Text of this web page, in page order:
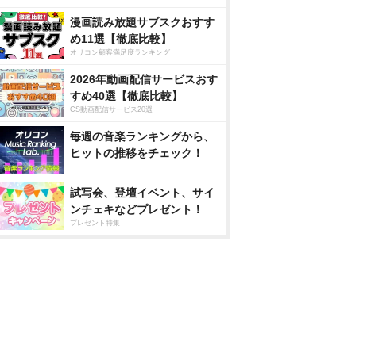
漫画読み放題サブスクおすす
め11選【徹底比較】
オリコン顧客満足度ランキング
2026年動画配信サービスおす
すめ40選【徹底比較】
CS動画配信サービス20選
毎週の音楽ランキングから、
ヒットの推移をチェック！
試写会、登壇イベント、サイ
ンチェキなどプレゼント！
プレゼント特集